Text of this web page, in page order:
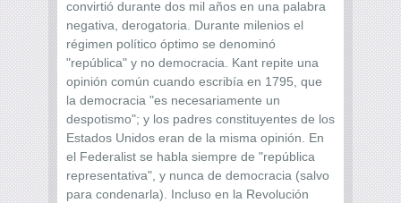
convirtió durante dos mil años en una palabra
negativa, derogatoria. Durante milenios el
régimen político óptimo se denominó
"república" y no democracia. Kant repite una
opinión común cuando escribía en 1795, que
la democracia "es necesariamente un
despotismo"; y los padres constituyentes de los
Estados Unidos eran de la misma opinión. En
el Federalist se habla siempre de "república
representativa", y nunca de democracia (salvo
para condenarla). Incluso en la Revolución